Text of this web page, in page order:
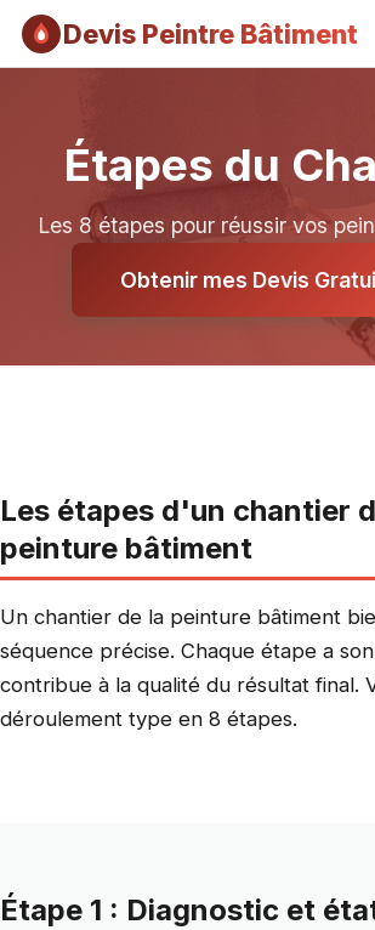
Devis Peintre Bâtiment
Étapes du
Les 8 étapes pour réussir vos
Obtenir mes Devis
Les étapes d'un chantier
peinture bâtiment
Un chantier de la peinture bâtiment
séquence précise. Chaque étape a
contribue à la qualité du résultat final.
déroulement type en 8 étapes.
Étape 1 : Diagnostic et